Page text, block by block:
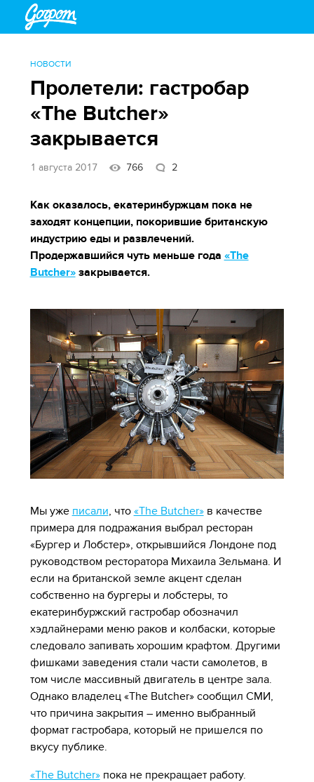
НОВОСТИ
Пролетели: гастробар
«The Butcher»
закрывается
1 августа 2017 766 2
Как оказалось, екатеринбуржцам пока не
заходят концепции, покорившие британскую
индустрию еды и развлечений.
Продержавшийся чуть меньше года «The
Butcher» закрывается.
Мы уже писали, что «The Butcher»в качестве
примера для подражания выбрал ресторан
«Бургер и Лобстер», открывшийся Лондоне под
руководством ресторатора Михаила Зельмана. И
если на британской земле акцент сделан
собственно на бургеры и лобстеры, то
екатеринбуржский гастробар обозначил
хэдлайнерами меню раков и колбаски, которые
следовало запивать хорошим крафтом. Другими
фишками заведения стали части самолетов, в
том числе массивный двигатель в центре зала.
Однако владелец «The Butcher» сообщил СМИ,
что причина закрытия – именно выбранный
формат гастробара, который не пришелся по
вкусу публике.
«The Butcher»пока не прекращает работу.